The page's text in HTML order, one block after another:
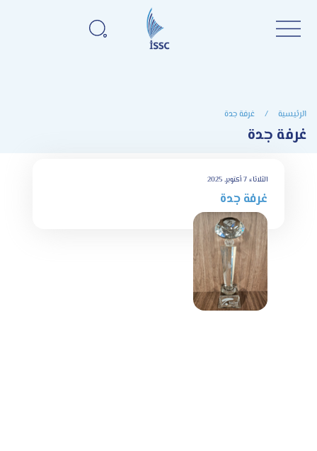
الرئيسية / غرفة جدة
غرفة جدة
الثلاثاء 7 أكتوبر, 2025
غرفة جدة